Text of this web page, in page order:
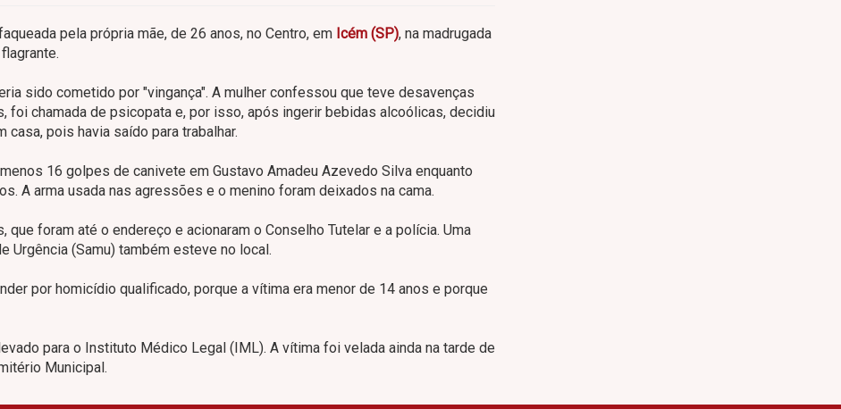
pela própria mãe, de 26 anos, no Centro, em Icém (SP), na madrugada
sido cometido por "vingança". A mulher confessou que teve desavenças
foi chamada de psicopata e, por isso, após ingerir bebidas alcoólicas, decidiu
casa, pois havia saído para trabalhar.
16 golpes de canivete em Gustavo Amadeu Azevedo Silva enquanto
A arma usada nas agressões e o menino foram deixados na cama.
foram até o endereço e acionaram o Conselho Tutelar e a polícia. Uma
Urgência (Samu) também esteve no local.
por homicídio qualificado, porque a vítima era menor de 14 anos e porque
para o Instituto Médico Legal (IML). A vítima foi velada ainda na tarde de
Municipal.